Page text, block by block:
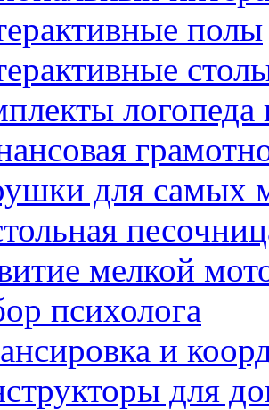
полы
логопеда
для самых
мелкой
психолога
и
для